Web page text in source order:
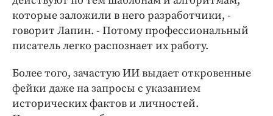
которые заложили в него разработчики, -
говорит Лапин. - Потому профессиональный
писатель легко распознает их работу.
Более того, зачастую ИИ выдает откровенные
фейки даже на запросы с указанием
исторических фактов и личностей.